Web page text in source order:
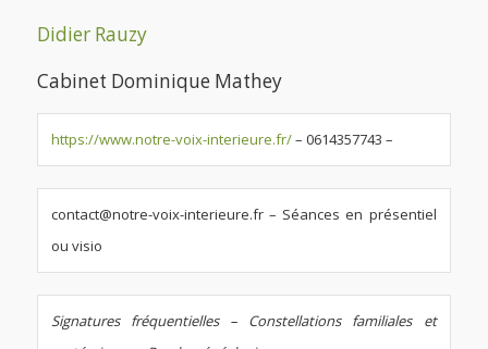
Didier Rauzy
Cabinet Dominique Mathey
https://www.notre-voix-interieure.fr/– 0614357743 –
contact@notre-voix-interieure.fr – Séances en présentiel
ou visio
Signatures fréquentielles – Constellations familiales et